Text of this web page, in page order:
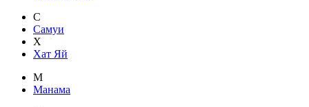
С
Самуи
Х
Хат Яй
М
Манама